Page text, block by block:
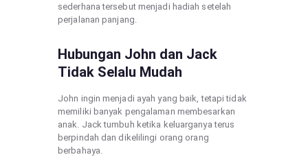
sederhana tersebut menjadi hadiah setelah
perjalanan panjang.
Hubungan John dan Jack
Tidak Selalu Mudah
John ingin menjadi ayah yang baik, tetapi tidak
memiliki banyak pengalaman membesarkan
anak. Jack tumbuh ketika keluarganya terus
berpindah dan dikelilingi orang orang
berbahaya.